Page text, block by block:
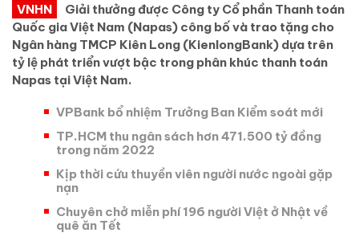
VNHN
Giải thưởng được Công ty Cổ phần Thanh toán
Quốc gia Việt Nam (Napas) công bố và trao tặng cho
Ngân hàng TMCP Kiên Long (KienlongBank) dựa trên
tỷ lệ phát triển vượt bậc trong phân khúc thanh toán
Napas tại Việt Nam.
VPBank bổ nhiệm Trưởng Ban Kiểm soát mới
TP.HCM thu ngân sách hơn 471.500 tỷ đồng
trong năm 2022
Kịp thời cứu thuyền viên người nước ngoài gặp
nạn
Chuyên chở miễn phí 196 người Việt ở Nhật về
quê ăn Tết